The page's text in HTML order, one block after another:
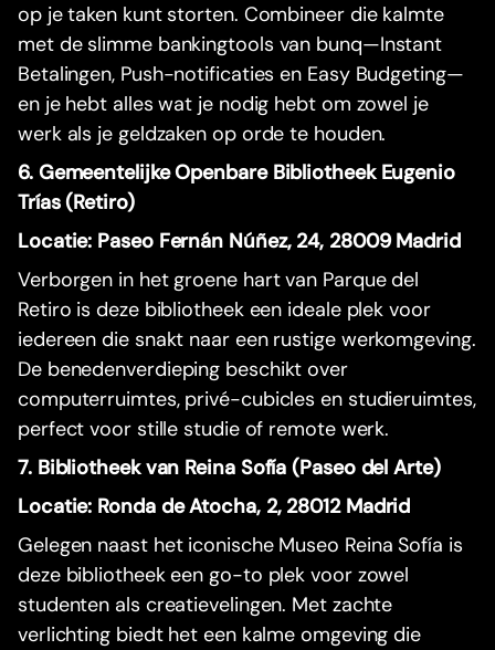
op je taken kunt storten. Combineer die kalmte
met de slimme bankingtools van bunq—Instant
Betalingen, Push-notificaties en Easy Budgeting—
en je hebt alles wat je nodig hebt om zowel je
werk als je geldzaken op orde te houden.
6. Gemeentelijke Openbare Bibliotheek Eugenio
Trías (Retiro)
Locatie: Paseo Fernán Núñez, 24, 28009 Madrid
Verborgen in het groene hart van Parque del
Retiro is deze bibliotheek een ideale plek voor
iedereen die snakt naar een rustige werkomgeving.
De benedenverdieping beschikt over
computerruimtes, privé-cubicles en studieruimtes,
perfect voor stille studie of remote werk.
7. Bibliotheek van Reina Sofía (Paseo del Arte)
Locatie: Ronda de Atocha, 2, 28012 Madrid
Gelegen naast het iconische Museo Reina Sofía is
deze bibliotheek een go-to plek voor zowel
studenten als creatievelingen. Met zachte
verlichting biedt het een kalme omgeving die